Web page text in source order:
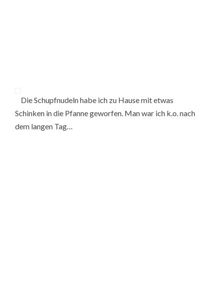
Die Schupfnudeln habe ich zu Hause mit etwas
Schinken in die Pfanne geworfen. Man war ich k.o. nach
dem langen Tag…